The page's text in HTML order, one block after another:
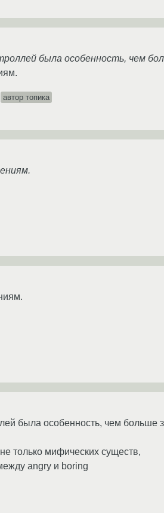
была особенность, чем
автор топика
была особенность, чем больше
только мифических существ,
angry и boring